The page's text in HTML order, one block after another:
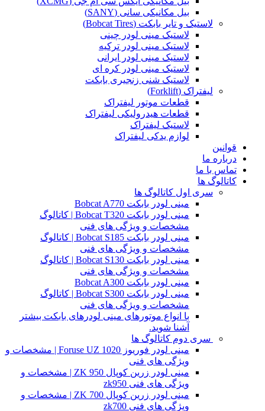
بیل مکانیکی سانی (SANY)
لاستیک و تایر بابکت (Bobcat Tires)
لاستیک مینی لودر چینی
لاستیک مینی لودر ترکیه
لاستیک مینی لودر ایرانی
لاستیک مینی لودر کره ای
لاستیک شنی زنجیری بابکت
لیفتراک (Forklift)
قطعات موتور لیفتراک
قطعات هیدرولیکی لیفتراک
لاستیک لیفتراک
لوازم یدکی لیفتراک
قوانین
درباره ما
تماس با ما
کاتالوگ ها
سری اول کاتالوگ ها
مینی لودر بابکت Bobcat A770
مینی لودر بابکت Bobcat T320 | کاتالوگ
مشخصات و ویژگی های فنی
مینی لودر بابکت Bobcat S185 | کاتالوگ
مشخصات و ویژگی های فنی
مینی لودر بابکت Bobcat S130 | کاتالوگ
مشخصات و ویژگی های فنی
مینی لودر بابکت Bobcat A300
مینی لودر بابکت Bobcat S300 | کاتالوگ
مشخصات و ویژگی های فنی
با انواع موتورهای مینی لودرهای بابکت بیشتر
آشنا شوید.
سری دوم کاتالوگ ها
مینی لودر فوریوز Foruse UZ 1020 | مشخصات و
ویژگی های فنی
مینی لودر زرین کوپال ZK 950 | مشخصات و
ویژگی های فنی zk950
مینی لودر زرین کوپال ZK 700 | مشخصات و
ویژگی های فنی zk700